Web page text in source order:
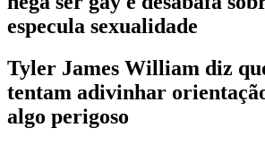
especula sexualidade
Tyler James William diz
tentam adivinhar
algo perigoso